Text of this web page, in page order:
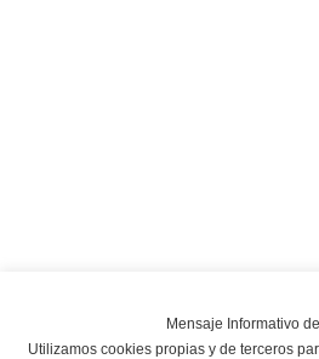
Mensaje Informativo
Utilizamos cookies propias y de terceros